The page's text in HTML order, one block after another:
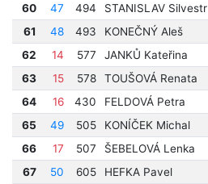
60
47 494 STANISLAV Silvestr
61
48 493 KONEČNÝ Aleš
62
14 577 JANKŮ Kateřina
63
15 578 TOUŠOVÁ Renata
64
16 430 FELDOVÁ Petra
65
49 505 KONÍČEK Michal
66
17 507 ŠEBELOVÁ Lenka
67
50 605 HEFKA Pavel